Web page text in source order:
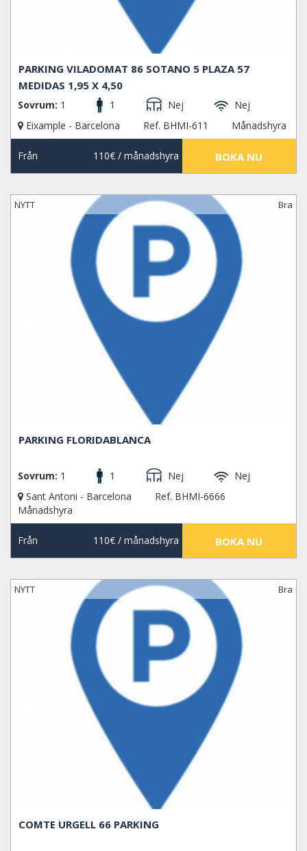
PARKING VILADOMAT 86 SOTANO 5 PLAZA 57
MEDIDAS 1,95 X 4,50
Sovrum: 1 1 Nej
Nej
Eixample - Barcelona
Ref. BHMI-611 Månadshyra
Från 110€/ månadshyra BOKA NU
NYTT Bra
PARKING FLORIDABLANCA
Sovrum: 1 1 Nej
Nej
Sant Antoni - Barcelona
Ref. BHMI-6666
Månadshyra
Från 110€/ månadshyra BOKA NU
NYTT Bra
COMTE URGELL 66 PARKING